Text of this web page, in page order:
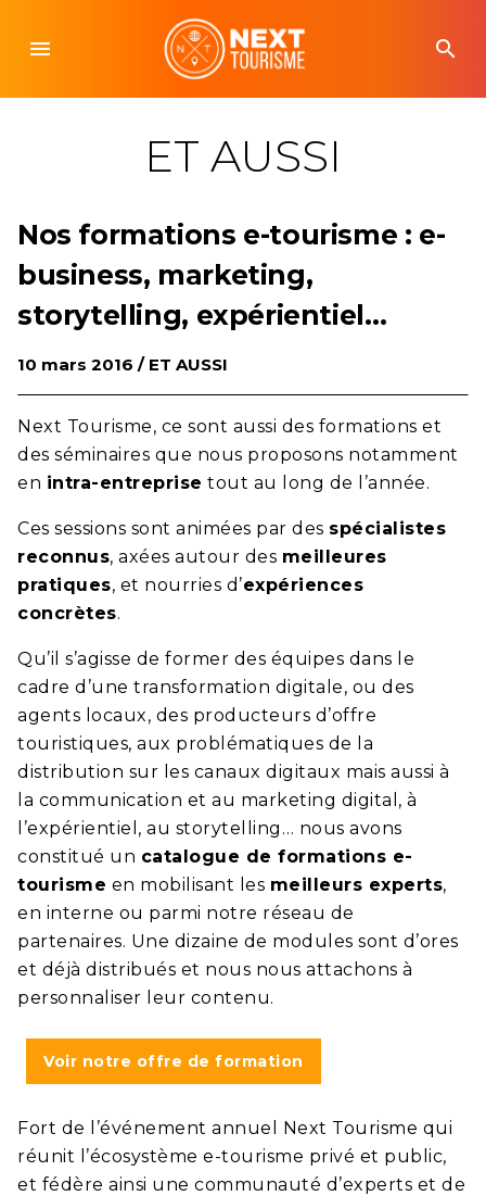
content
menu search
ET AUSSI
Nos formations e-tourisme : e-
business, marketing,
storytelling, expérientiel…
10 mars 2016 / ET AUSSI
Next Tourisme, ce sont aussi des formations et
des séminaires que nous proposons notamment
en intra-entreprise tout au long de l’année.
Ces sessions sont animées par des spécialistes
reconnus, axées autour des meilleures
pratiques, et nourries d’expériences
concrètes.
Qu’il s’agisse de former des équipes dans le
cadre d’une transformation digitale, ou des
agents locaux, des producteurs d’offre
touristiques, aux problématiques de la
distribution sur les canaux digitaux mais aussi à
la communication et au marketing digital, à
l’expérientiel, au storytelling… nous avons
constitué un catalogue de formations e-
tourisme en mobilisant les meilleurs experts,
en interne ou parmi notre réseau de
partenaires. Une dizaine de modules sont d’ores
et déjà distribués et nous nous attachons à
personnaliser leur contenu.
Voir notre offre de formation
Fort de l’événement annuel Next Tourisme qui
réunit l’écosystème e-tourisme privé et public,
et fédère ainsi une communauté d’experts et de